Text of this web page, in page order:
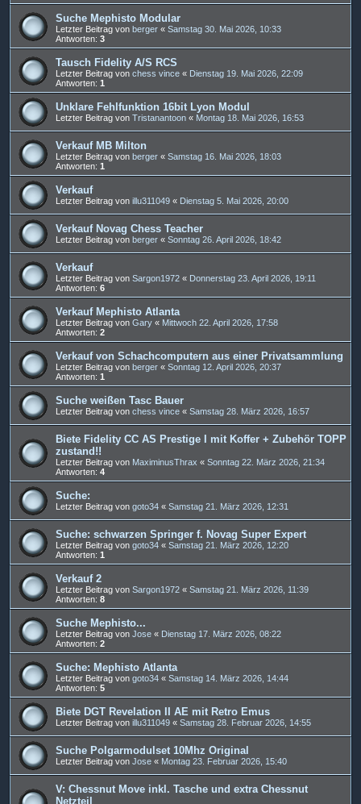
Suche Mephisto Modular
Letzter Beitrag von berger « Samstag 30. Mai 2026, 10:33
Antworten: 3
Tausch Fidelity A/S RCS
Letzter Beitrag von chess vince « Dienstag 19. Mai 2026, 22:09
Antworten: 1
Unklare Fehlfunktion 16bit Lyon Modul
Letzter Beitrag von Tristanantoon « Montag 18. Mai 2026, 16:53
Verkauf MB Milton
Letzter Beitrag von berger « Samstag 16. Mai 2026, 18:03
Antworten: 1
Verkauf
Letzter Beitrag von illu311049 « Dienstag 5. Mai 2026, 20:00
Verkauf Novag Chess Teacher
Letzter Beitrag von berger « Sonntag 26. April 2026, 18:42
Verkauf
Letzter Beitrag von Sargon1972 « Donnerstag 23. April 2026, 19:11
Antworten: 6
Verkauf Mephisto Atlanta
Letzter Beitrag von Gary « Mittwoch 22. April 2026, 17:58
Antworten: 2
Verkauf von Schachcomputern aus einer Privatsammlung
Letzter Beitrag von berger « Sonntag 12. April 2026, 20:37
Antworten: 1
Suche weißen Tasc Bauer
Letzter Beitrag von chess vince « Samstag 28. März 2026, 16:57
Biete Fidelity CC AS Prestige I mit Koffer + Zubehör TOPP
zustand!!
Letzter Beitrag von MaximinusThrax « Sonntag 22. März 2026, 21:34
Antworten: 4
Suche:
Letzter Beitrag von goto34 « Samstag 21. März 2026, 12:31
Suche: schwarzen Springer f. Novag Super Expert
Letzter Beitrag von goto34 « Samstag 21. März 2026, 12:20
Antworten: 1
Verkauf 2
Letzter Beitrag von Sargon1972 « Samstag 21. März 2026, 11:39
Antworten: 8
Suche Mephisto...
Letzter Beitrag von Jose « Dienstag 17. März 2026, 08:22
Antworten: 2
Suche: Mephisto Atlanta
Letzter Beitrag von goto34 « Samstag 14. März 2026, 14:44
Antworten: 5
Biete DGT Revelation II AE mit Retro Emus
Letzter Beitrag von illu311049 « Samstag 28. Februar 2026, 14:55
Suche Polgarmodulset 10Mhz Original
Letzter Beitrag von Jose « Montag 23. Februar 2026, 15:40
V: Chessnut Move inkl. Tasche und extra Chessnut
Netzteil